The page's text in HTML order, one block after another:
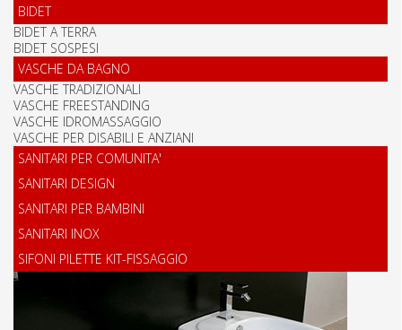
BIDET
BIDET A TERRA
BIDET SOSPESI
VASCHE DA BAGNO
VASCHE TRADIZIONALI
VASCHE FREESTANDING
VASCHE IDROMASSAGGIO
VASCHE PER DISABILI E ANZIANI
SANITARI PER COMUNITA'
SANITARI DESIGN
SANITARI PER BAMBINI
SANITARI INOX
SIFONI PILETTE KIT-FISSAGGIO